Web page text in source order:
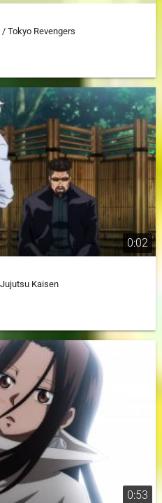
Tokyo Revengers
0:02
Kaisen
0:53